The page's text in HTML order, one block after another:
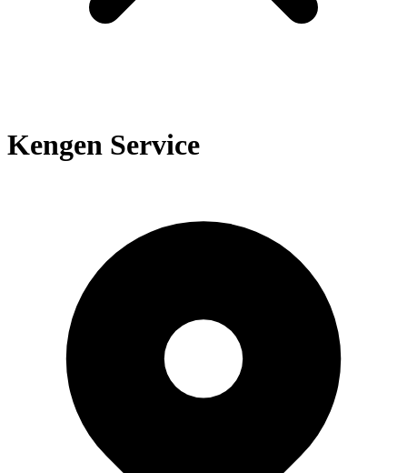
Kengen Service